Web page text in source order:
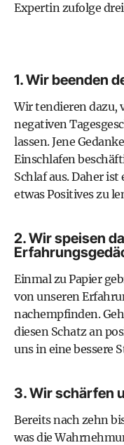
Expertin zufolge
1. Wir beenden
Wir tendieren dazu,
negativen
lassen. Jene
Einschlafen
Schlaf aus. Daher
etwas Positives zu
2. Wir speisen
Einmal zu Papier
von unseren
nachempfinden.
diesen Schatz an
uns in eine bessere
3. Wir schärfen
Bereits nach zehn
was die